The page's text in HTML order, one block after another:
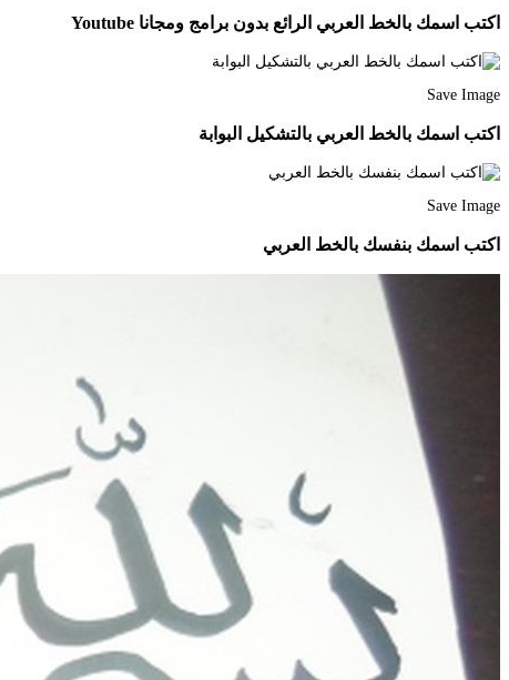
اكتب اسمك بالخط العربي الرائع بدون برامج ومجانا Youtube
Save Image
اكتب اسمك بالخط العربي بالتشكيل البوابة
Save Image
اكتب اسمك بنفسك بالخط العربي